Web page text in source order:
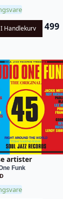
Handlekurv 499
artister
Funk